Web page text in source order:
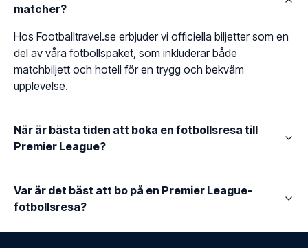
matcher?
Hos Footballtravel.se erbjuder vi officiella biljetter som en
del av våra fotbollspaket, som inkluderar både
matchbiljett och hotell för en trygg och bekväm
upplevelse.
När är bästa tiden att boka en fotbollsresa till
Premier League?
Var är det bäst att bo på en Premier League-
fotbollsresa?